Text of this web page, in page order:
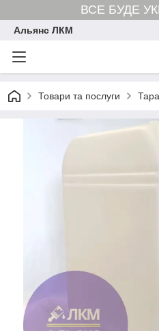
ВСЕ БУДЕ
Альянс ЛКМ
Товари та послуги